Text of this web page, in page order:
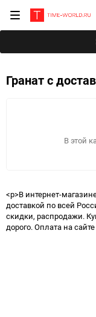
Гранат с
В этой
<p>В интернет-
доставкой по всей
скидки, распродажи.
дорого. Оплата на